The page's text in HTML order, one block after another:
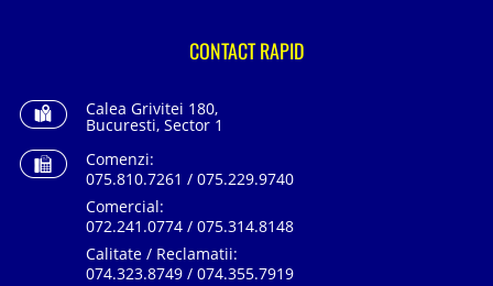
CONTACT RAPID
Calea Grivitei 180,
Bucuresti, Sector 1
Comenzi:
075.810.7261 / 075.229.9740
Comercial:
072.241.0774 / 075.314.8148
Calitate / Reclamatii:
074.323.8749 / 074.355.7919